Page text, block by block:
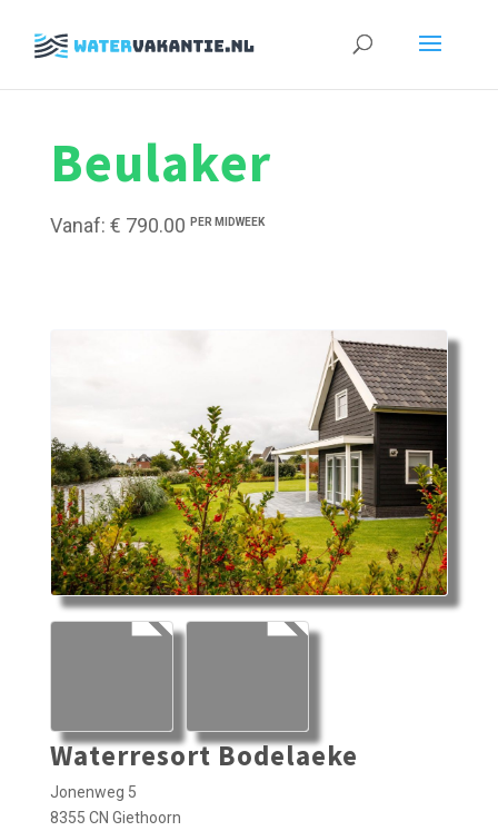
Zoeken
Beulaker
Vanaf: € 790.00 PER MIDWEEK
Waterresort Bodelaeke
Jonenweg 5
8355 CN Giethoorn